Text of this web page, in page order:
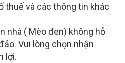
thuế và các thông tin khác
nhà ( Mèo đen) không hỗ
Vui lòng chọn nhận
lợi.